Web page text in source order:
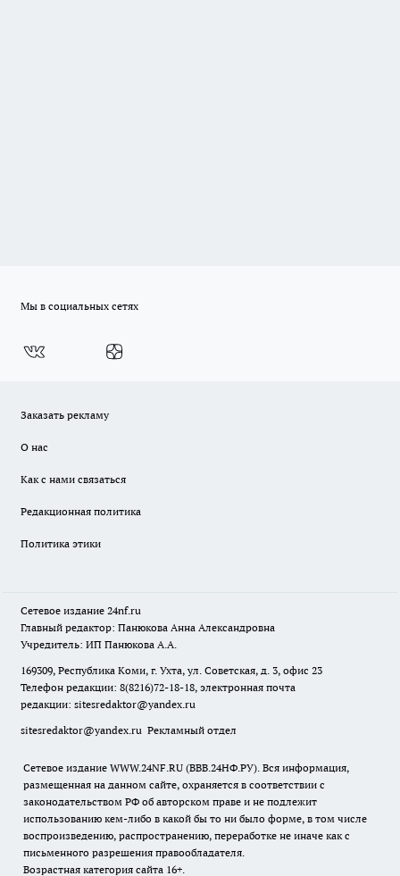
Мы в социальных сетях
Заказать рекламу
О нас
Как с нами связаться
Редакционная политика
Политика этики
Сетевое издание 24nf.ru
Главный редактор: Панюкова Анна Александровна
Учредитель: ИП Панюкова А.А.
169309, Республика Коми, г. Ухта, ул. Советская, д. 3, офис 23
Телефон редакции: 8(8216)72-18-18, электронная почта
редакции: sitesredaktor@yandex.ru
sitesredaktor@yandex.ru Рекламный отдел
Сетевое издание WWW.24NF.RU (ВВВ.24НФ.РУ). Вся информация,
размещенная на данном сайте, охраняется в соответствии с
законодательством РФ об авторском праве и не подлежит
использованию кем-либо в какой бы то ни было форме, в том числе
воспроизведению, распространению, переработке не иначе как с
письменного разрешения правообладателя.
Возрастная категория сайта 16+.